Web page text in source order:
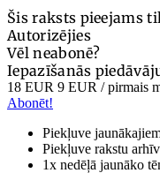
Šis raksts pieejams
Autorizējies
Vēl neabonē?
Iepazīšanās
18 EUR 9 EUR / pirmais
Abonēt!
Piekļuve
Piekļuve rakstu
1x nedēļā jaunāko